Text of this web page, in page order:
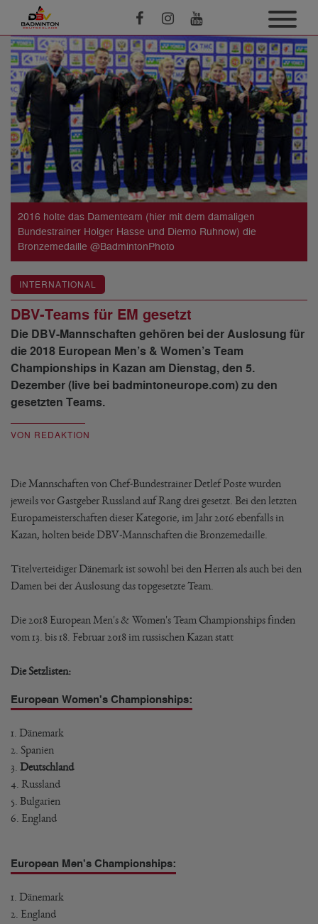
2016 holte das Damenteam (hier mit dem damaligen
Bundestrainer Holger Hasse und Diemo Ruhnow) die
Bronzemedaille @BadmintonPhoto
INTERNATIONAL
DBV-Teams für EM gesetzt
Die DBV-Mannschaften gehören bei der Auslosung für
die 2018 European Men’s & Women’s Team
Championships in Kazan am Dienstag, den 5.
Dezember (live bei badmintoneurope.com) zu den
gesetzten Teams.
VON REDAKTION
Die Mannschaften von Chef-Bundestrainer Detlef Poste wurden
jeweils vor Gastgeber Russland auf Rang drei gesetzt. Bei den letzten
Europameisterschaften dieser Kategorie, im Jahr 2016 ebenfalls in
Kazan, holten beide DBV-Mannschaften die Bronzemedaille.
Titelverteidiger Dänemark ist sowohl bei den Herren als auch bei den
Damen bei der Auslosung das topgesetzte Team.
Die 2018 European Men's & Women's Team Championships finden
vom 13. bis 18. Februar 2018 im russischen Kazan statt
Die Setzlisten:
European Women's Championships:
1. Dänemark
2. Spanien
3. Deutschland
4. Russland
5. Bulgarien
6. England
European Men's Championships:
1. Dänemark
2. England